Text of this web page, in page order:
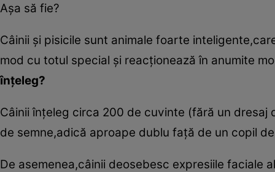
Aşa să fie?
Câinii şi pisicile sunt animale foarte
mod cu totul special şi reacţionează în anumite
înţeleg?
Câinii înţeleg circa 200 de cuvinte (fără un
de semne,adică aproape dublu faţă de un copil
De asemenea,câinii deosebesc expresiile faciale